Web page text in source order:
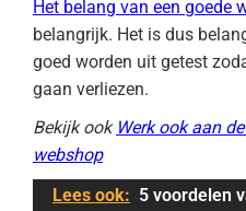
Het belang van een goede
belangrijk. Het is dus
goed worden uit getest
gaan verliezen.
Bekijk ook Werk ook aan
webshop
Lees ook: 5 voordelen